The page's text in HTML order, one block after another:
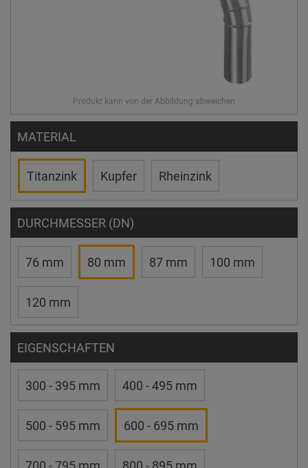
MATERIAL
Titanzink Kupfer Rheinzink
DURCHMESSER (DN)
76 mm 80 mm 87 mm 100 mm
120 mm
EIGENSCHAFTEN
300 - 395 mm 400 - 495 mm
500 - 595 mm 600 - 695 mm